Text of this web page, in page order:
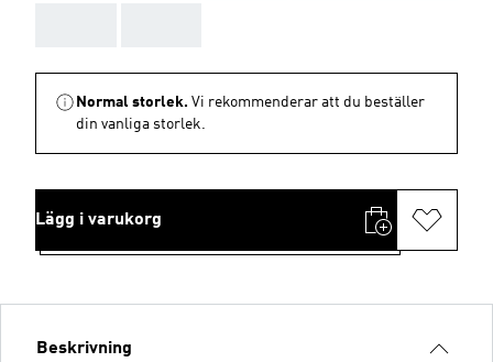
Normal storlek. Vi rekommenderar att du beställer
din vanliga storlek.
Lägg i varukorg
Beskrivning